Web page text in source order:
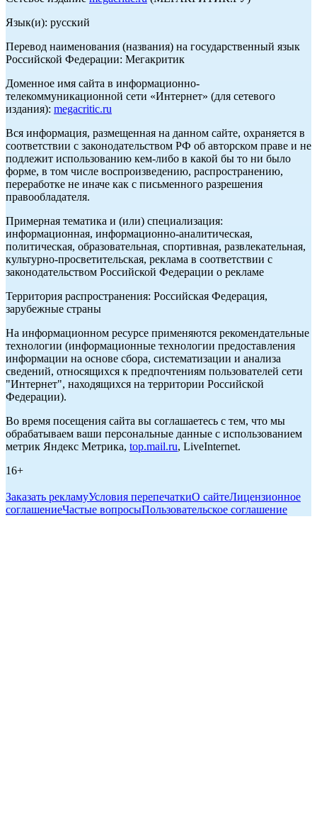
Язык(и): русский
Перевод наименования (названия) на государственный язык
Российской Федерации: Мегакритик
Доменное имя сайта в информационно-
телекоммуникационной сети «Интернет» (для сетевого
издания): megacritic.ru
Вся информация, размещенная на данном сайте, охраняется в
соответствии с законодательством РФ об авторском праве и не
подлежит использованию кем-либо в какой бы то ни было
форме, в том числе воспроизведению, распространению,
переработке не иначе как с письменного разрешения
правообладателя.
Примерная тематика и (или) специализация:
информационная, информационно-аналитическая,
политическая, образовательная, спортивная, развлекательная,
культурно-просветительская, реклама в соответствии с
законодательством Российской Федерации о рекламе
Территория распространения: Российская Федерация,
зарубежные страны
На информационном ресурсе применяются рекомендательные
технологии (информационные технологии предоставления
информации на основе сбора, систематизации и анализа
сведений, относящихся к предпочтениям пользователей сети
"Интернет", находящихся на территории Российской
Федерации).
Во время посещения сайта вы соглашаетесь с тем, что мы
обрабатываем ваши персональные данные с использованием
метрик Яндекс Метрика, top.mail.ru, LiveInternet.
16+
Заказать рекламуУсловия перепечаткиО сайтеЛицензионное
соглашениеЧастые вопросыПользовательское соглашение